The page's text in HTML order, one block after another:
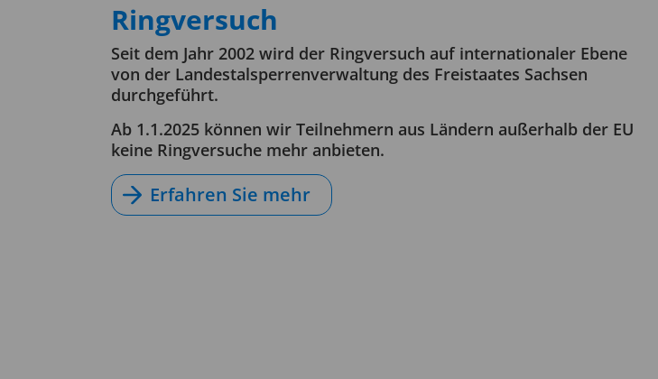
Ringversuch
Seit dem Jahr 2002 wird der Ringversuch auf internationaler Ebene
von der Landestalsperrenverwaltung des Freistaates Sachsen
durchgeführt.
Ab 1.1.2025 können wir Teilnehmern aus Ländern außerhalb der EU
keine Ringversuche mehr anbieten.
Erfahren Sie mehr